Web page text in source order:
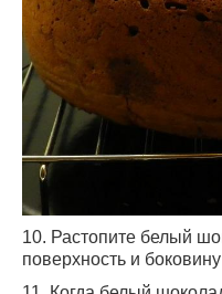
10. Растопите белый
поверхность и